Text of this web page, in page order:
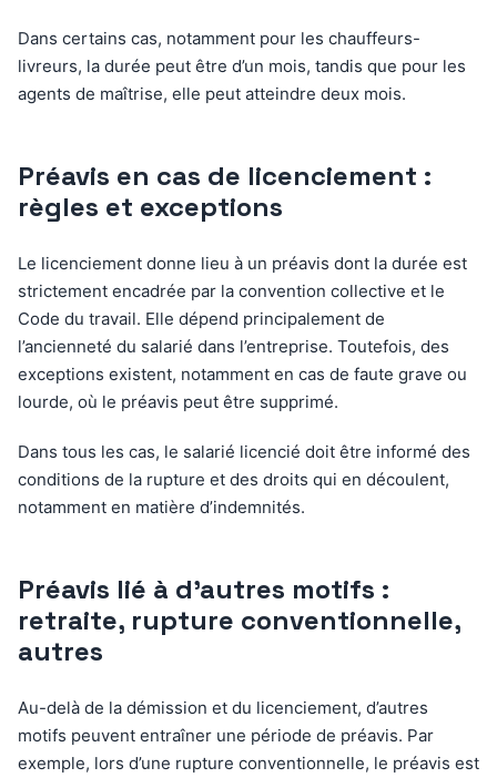
Dans certains cas, notamment pour les chauffeurs-
livreurs, la durée peut être d’un mois, tandis que pour les
agents de maîtrise, elle peut atteindre deux mois.
Préavis en cas de licenciement :
règles et exceptions
Le licenciement donne lieu à un préavis dont la durée est
strictement encadrée par la convention collective et le
Code du travail. Elle dépend principalement de
l’ancienneté du salarié dans l’entreprise. Toutefois, des
exceptions existent, notamment en cas de faute grave ou
lourde, où le préavis peut être supprimé.
Dans tous les cas, le salarié licencié doit être informé des
conditions de la rupture et des droits qui en découlent,
notamment en matière d’indemnités.
Préavis lié à d’autres motifs :
retraite, rupture conventionnelle,
autres
Au-delà de la démission et du licenciement, d’autres
motifs peuvent entraîner une période de préavis. Par
exemple, lors d’une rupture conventionnelle, le préavis est